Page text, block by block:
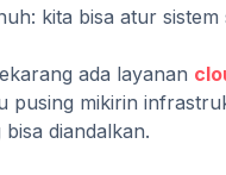
kita bisa atur
ada layanan
pusing mikirin
diandalkan.